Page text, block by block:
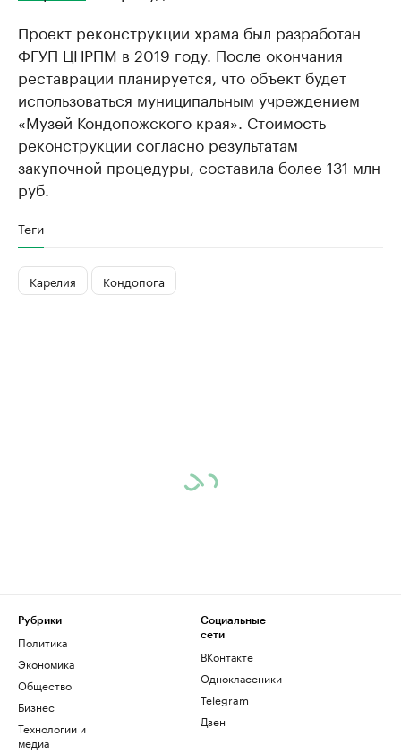
Проект реконструкции храма был разработан
ФГУП ЦНРПМ в 2019 году. После окончания
реставрации планируется, что объект будет
использоваться муниципальным учреждением
«Музей Кондопожского края». Стоимость
реконструкции согласно результатам
закупочной процедуры, составила более 131 млн
руб.
Теги
Карелия Кондопога
Рубрики
Политика
Экономика
Общество
Бизнес
Технологии и
медиа
Социальные
сети
ВКонтакте
Одноклассники
Telegram
Дзен